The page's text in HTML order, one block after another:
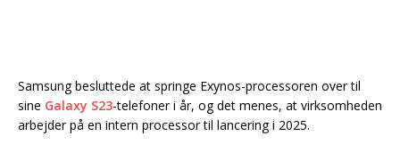
Samsung besluttede at springe Exynos-processoren over til
sine Galaxy S23-telefoner i år, og det menes, at virksomheden
arbejder på en intern processor til lancering i 2025.